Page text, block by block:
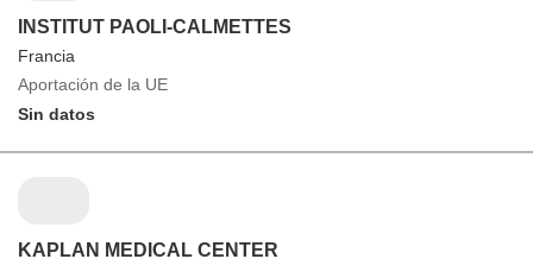
INSTITUT PAOLI-CALMETTES
Francia
Aportación de la UE
Sin datos
KAPLAN MEDICAL CENTER